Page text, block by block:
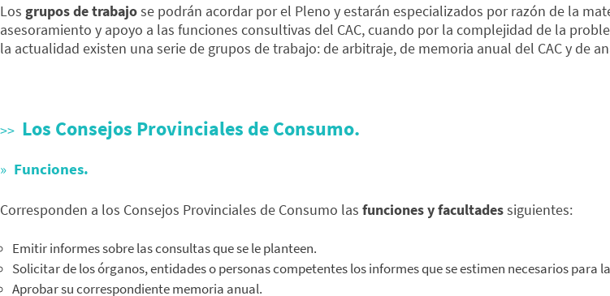
Los grupos de trabajose podrán acordar por el Pleno y estarán especializados por razón de la
asesoramiento y apoyo a las funciones consultivas del CAC, cuando por la complejidad de la
la actualidad existen una serie de grupos de trabajo: de arbitraje, de memoria anual del CAC y de
Los Consejos Provinciales de Consumo.
Funciones.
Corresponden a los Consejos Provinciales de Consumo las funciones y facultadessiguientes:
Emitir informes sobre las consultas que se le planteen.
Solicitar de los órganos, entidades o personas competentes los informes que se estimen necesarios para
Aprobar su correspondiente memoria anual.